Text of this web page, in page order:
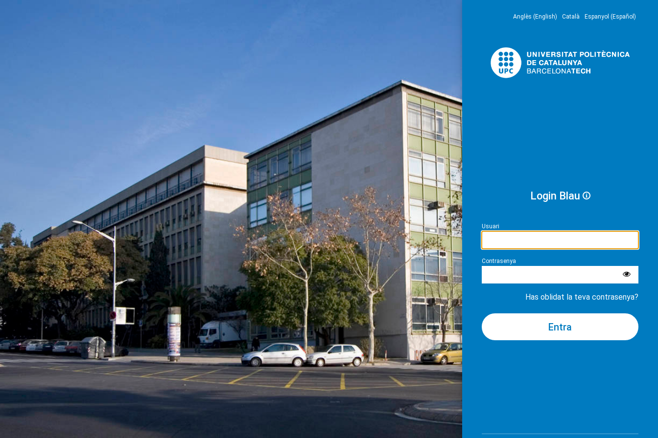
Anglès (English) Català Espanyol (Español)
Login Blau
Usuari
Contrasenya
Has oblidat la teva contrasenya?